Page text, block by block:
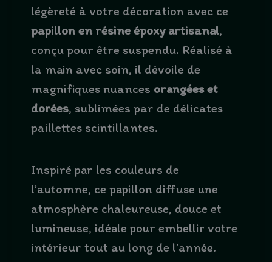
légèreté à votre décoration avec ce
papillon en résine époxy artisanal,
conçu pour être suspendu. Réalisé à
la main avec soin, il dévoile de
magnifiques nuances orangées et
dorées, sublimées par de délicates
paillettes scintillantes.
Inspiré par les couleurs de
l’automne, ce papillon diffuse une
atmosphère chaleureuse, douce et
lumineuse, idéale pour embellir votre
intérieur tout au long de l’année.